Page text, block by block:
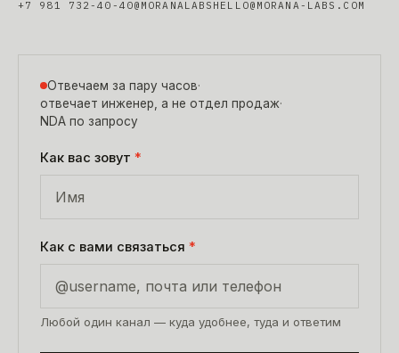
+7 981 732-40-40@MORANALABS HELLO@MORANA-LABS.COM
Отвечаем за пару часов·
отвечает инженер, а не отдел продаж·
NDA по запросу
Как вас зовут *
Как с вами связаться *
Любой один канал — куда удобнее, туда и ответим